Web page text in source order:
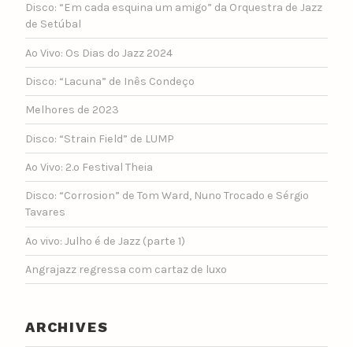
Disco: “Em cada esquina um amigo” da Orquestra de Jazz
de Setúbal
Ao Vivo: Os Dias do Jazz 2024
Disco: “Lacuna” de Inês Condeço
Melhores de 2023
Disco: “Strain Field” de LUMP
Ao Vivo: 2.º Festival Theia
Disco: “Corrosion” de Tom Ward, Nuno Trocado e Sérgio
Tavares
Ao vivo: Julho é de Jazz (parte 1)
Angrajazz regressa com cartaz de luxo
ARCHIVES